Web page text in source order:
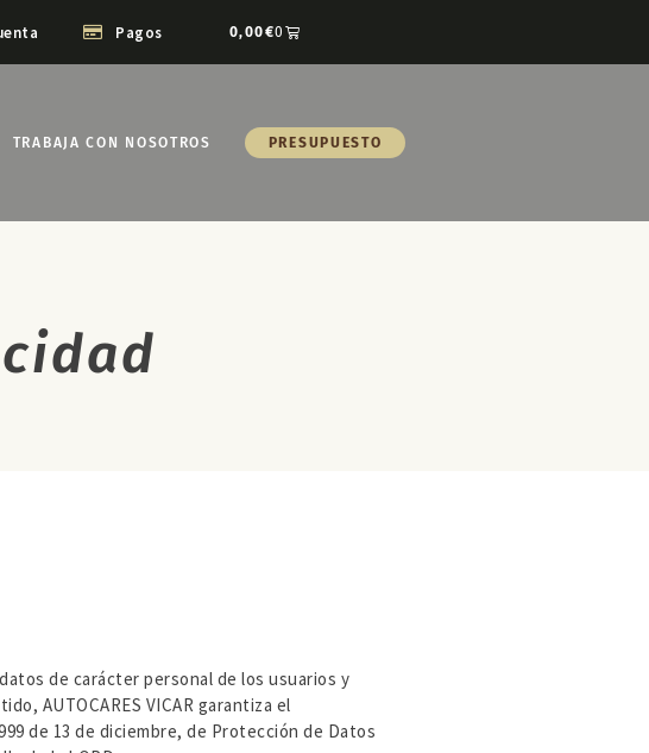
Pagos 0,00€0
TRABAJA CON NOSOTROS PRESUPUESTO
de carácter personal de los usuarios y
AUTOCARES VICAR garantiza el
de 13 de diciembre, de Protección de Datos